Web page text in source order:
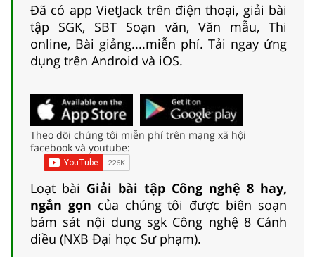
Đã có app VietJack trên điện thoại, giải bài
tập SGK, SBT Soạn văn, Văn mẫu, Thi
online, Bài giảng....miễn phí. Tải ngay ứng
dụng trên Android và iOS.
Theo dõi chúng tôi miễn phí trên mạng xã hội
facebook và youtube:
Loạt bài Giải bài tập Công nghệ 8 hay,
ngắn gọn của chúng tôi được biên soạn
bám sát nội dung sgk Công nghệ 8 Cánh
diều (NXB Đại học Sư phạm).